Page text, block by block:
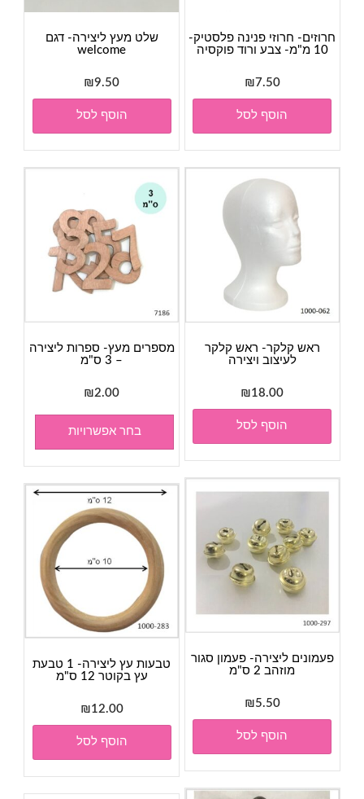
חרוזים- חרוזי פנינה פלסטיק-
10 מ"מ- צבע ורוד פוקסיה
₪7.50
הוסף לסל
שלט מעץ ליצירה- דגם
welcome
₪9.50
הוסף לסל
ראש קלקר- ראש קלקר
לעיצוב ויצירה
₪18.00
הוסף לסל
מספרים מעץ- ספרות ליצירה
– 3 ס"מ
₪2.00
בחר אפשרויות
פעמונים ליצירה- פעמון סגור
מוזהב 2 ס"מ
₪5.50
הוסף לסל
טבעות עץ ליצירה- 1 טבעת
עץ בקוטר 12 ס"מ
₪12.00
הוסף לסל